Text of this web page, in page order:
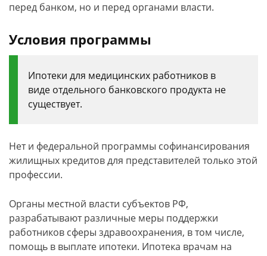
перед банком, но и перед органами власти.
Условия программы
Ипотеки для медицинских работников в
виде отдельного банковского продукта не
существует.
Нет и федеральной программы софинансирования
жилищных кредитов для представителей только этой
профессии.
Органы местной власти субъектов РФ,
разрабатывают различные меры поддержки
работников сферы здравоохранения, в том числе,
помощь в выплате ипотеки. Ипотека врачам на